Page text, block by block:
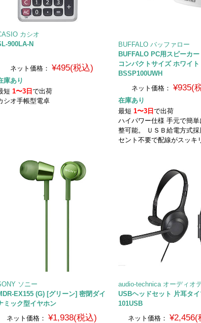
カシオ
900LA-N
ネット価格： ¥495(税込)
庫あり
短 1〜3日 で出荷
シオ手帳型電卓
BUFFALO バッファロー
BUFFALO PC用スピーカ
コンパクトサイズ ホワイト
BSSP100UWH
ネット価格： ¥935(
在庫あり
最短1〜3日で出荷
ハイパワー仕様 手元で簡単
整可能。 ＵＳＢ給電方式採
セント不要で配線がスッキ
ソニー
EX155 (G) [グリーン] 密閉ダイ
ミック型イヤホン
ネット価格： ¥1,938(税込)
audio-technica オーディオ
USBヘッドセット 片耳タ
101USB
ネット価格： ¥2,456(